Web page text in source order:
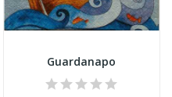
Guardanapo